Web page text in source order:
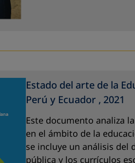
Estado del arte de la
Perú y Ecuador , 2021
Este documento analiza
en el ámbito de la
se incluye un análisis del
pública y los currículos